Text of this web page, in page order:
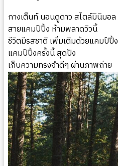
กางเต็นท์ นอนดูดาว สไตล์มินิมอล
สายแคมป์ปิ้ง ห้ามพลาดวิวนี้ ️
ชีวิตมีรสชาติ เพิ่มเติมด้วยแคมป์ปิ้ง ️
แคมป์ปิ้งครั้งนี้ สุดปัง
เก็บความทรงจำดีๆ ผ่านภาพถ่าย